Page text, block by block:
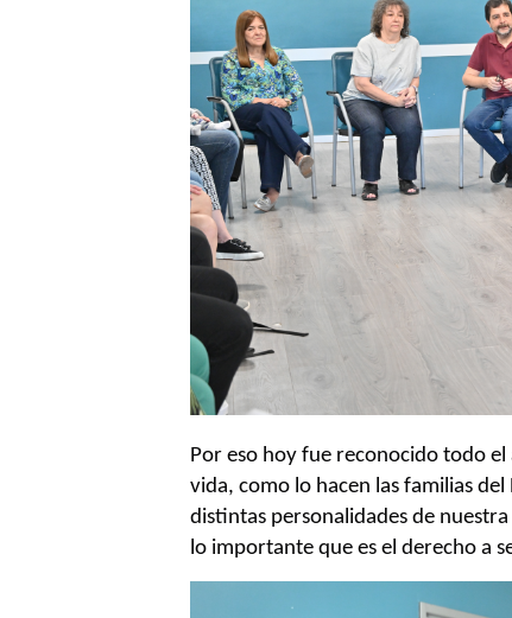
Por eso hoy fue reconocido todo
vida, como lo hacen las familias
distintas personalidades de
lo importante que es el derecho a